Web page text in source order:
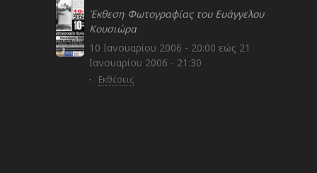
Έκθεση Φωτογραφίας του Ευάγγελου
Κουσιώρα
10 Ιανουαρίου 2006 - 20:00 εώς 21
Ιανουαρίου 2006 - 21:30
· Εκθέσεις